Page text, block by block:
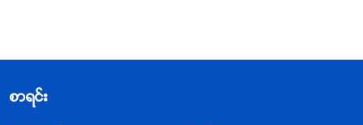
စာရင္း